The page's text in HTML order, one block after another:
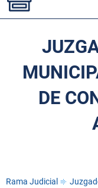
DE
Rama Judicial